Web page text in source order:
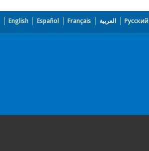
English Español Français العربية Русский